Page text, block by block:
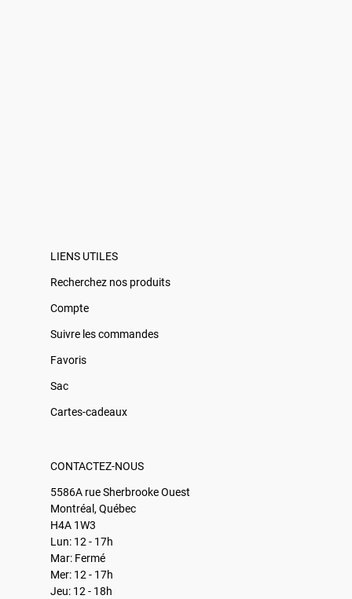
LIENS UTILES
Recherchez nos produits
Compte
Suivre les commandes
Favoris
Sac
Cartes-cadeaux
CONTACTEZ-NOUS
5586A rue Sherbrooke Ouest
Montréal, Québec
H4A 1W3
Lun: 12 - 17h
Mar: Fermé
Mer: 12 - 17h
Jeu: 12 - 18h